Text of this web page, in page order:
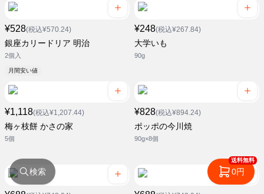
¥528(税込¥570.24)
銀座カリードリア 明治
2個入
月間安い値
¥248(税込¥267.84)
大学いも
90g
¥1,118(税込¥1,207.44)
梅ヶ枝餅 かさの家
5個
¥828(税込¥894.24)
ポッポの今川焼
90g×8個
検索
送料無料
0円